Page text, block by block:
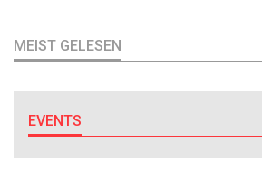
MEIST GELESEN
EVENTS